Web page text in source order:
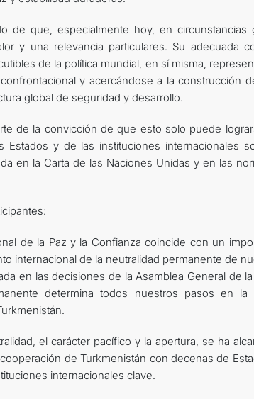
de que, especialmente hoy, en
y una relevancia particulares. Su adecuada
de la política mundial, en sí misma,
y acercándose a la construcción
global de seguridad y desarrollo.
de la convicción de que esto solo puede
Estados y de las instituciones internacionales
en la Carta de las Naciones Unidas y en las
de la Paz y la Confianza coincide con un
internacional de la neutralidad permanente de
en las decisiones de la Asamblea General de
determina todos nuestros pasos en
el carácter pacífico y la apertura, se ha
de Turkmenistán con decenas de
internacionales clave.